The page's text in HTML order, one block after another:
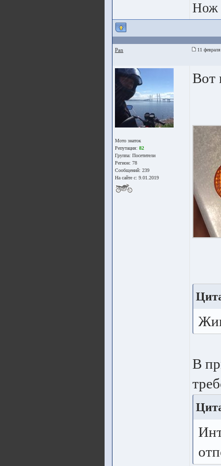
Нож
Pan 11
Мото знаток
Репутация: 82
Группа: Посетители
Регион: 78
Сообщений: 239
На сайте с: 9.01.2019
Вот
В